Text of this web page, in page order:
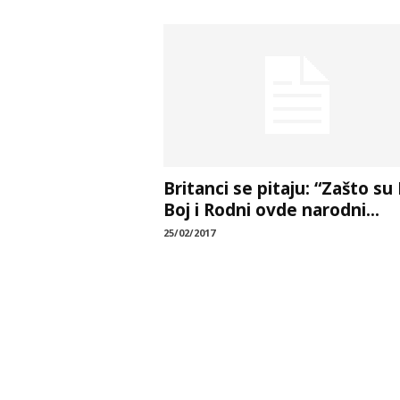
Britanci se pitaju: “Zašto su
Boj i Rodni ovde narodni...
25/02/2017